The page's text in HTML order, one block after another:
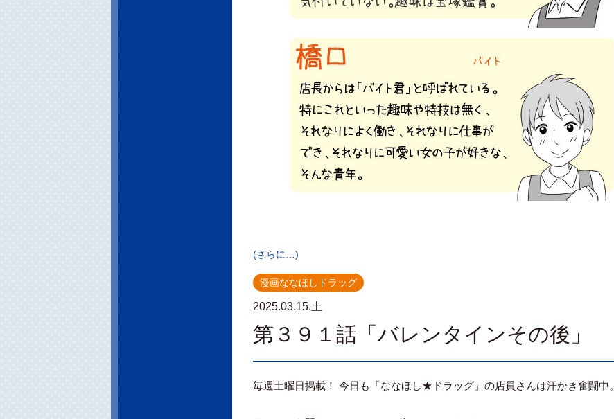
(さらに…)
漫画ななほしドラッグ
2025.03.15.土
第３９１話「バレンタインその後」
毎週土曜日掲載！ 今日も「ななほし★ドラッグ」の店員さんは汗かき奮闘中。